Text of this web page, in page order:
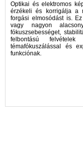
Optikai és elektromos
érzékeli és korrigálja a
forgási elmosódást is.
vagy nagyon
fókuszsebességet,
felbontású
témafókuszálással és
funkciónak.